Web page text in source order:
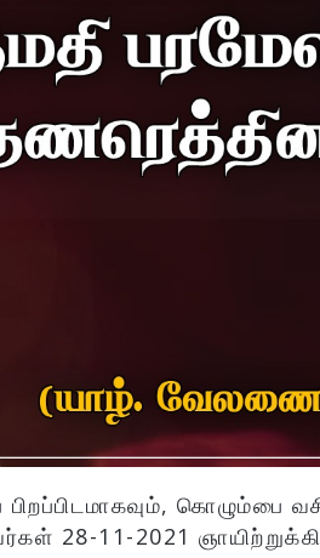
கொழும்பை
28-11-2021